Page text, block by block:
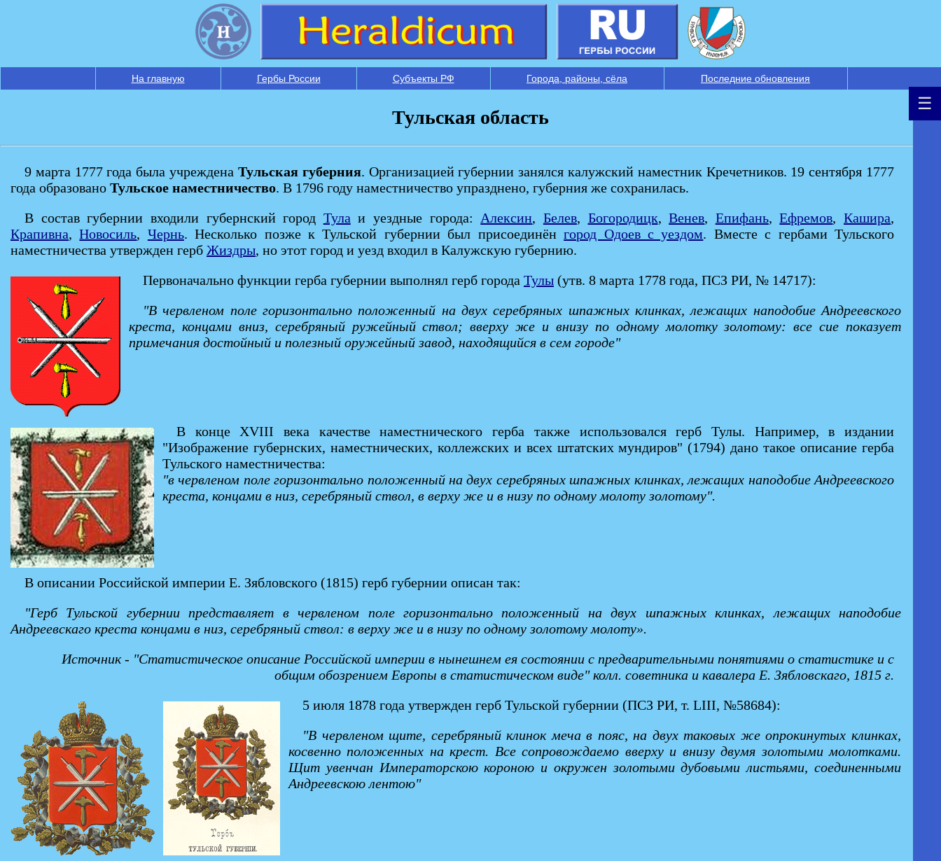
На главную Гербы России Субъекты РФ Города, районы, сёла Последние обновления
Тульская область
9 марта 1777 года была учреждена Тульская губерния. Организацией губернии занялся калужский наместник Кречетников. 19 сентября 1777
года образовано Тульское наместничество. В 1796 году наместничество упразднено, губерния же сохранилась.
В состав губернии входили губернский город Тулаи уездные города:Алексин, Белев, Богородицк,Венев, Епифань,Ефремов, Кашира,
Крапивна,Новосиль, Чернь. Несколько позже к Тульской губернии был присоединёнгород Одоев с уездом. Вместе с гербами Тульского
наместничества утвержден герб Жиздры, но этот город и уезд входил в Калужскую губернию.
Первоначально функции герба губернии выполнял герб города Тулы (утв. 8 марта 1778 года, ПСЗ РИ, № 14717):
"В червленом поле горизонтально положенный на двух серебряных шпажных клинках, лежащих наподобие Андреевского
креста, концами вниз, серебряный ружейный ствол; вверху же и внизу по одному молотку золотому: все сие показует
примечания достойный и полезный оружейный завод, находящийся в сем городе"
В конце XVIII века качестве наместнического герба также использовался герб Тулы. Например, в издании
"Изображение губернских, наместнических, коллежских и всех штатских мундиров" (1794) дано такое описание герба
Тульского наместничества:
"в червленом поле горизонтально положенный на двух серебряных шпажных клинках, лежащих наподобие Андреевского
креста, концами в низ, серебряный ствол, в верху же и в низу по одному молоту золотому".
В описании Российской империи Е. Зябловского (1815) герб губернии описан так:
"Герб Тульской губернии представляет в червленом поле горизонтально положенный на двух шпажных клинках, лежащих наподобие
Андреевскаго креста концами в низ, серебряный ствол: в верху же и в низу по одному золотому молоту».
Источник - "Статистическое описание Российской империи в нынешнем ея состоянии с предварительными понятиями о статистике и с
общим обозрением Европы в статистическом виде" колл. советника и кавалера Е. Зябловскаго, 1815 г.
5 июля 1878 года утвержден герб Тульской губернии (ПСЗ РИ, т. LIII, №58684):
"В червленом щите, серебряный клинок меча в пояс, на двух таковых же опрокинутых клинках,
косвенно положенных на крест. Все сопровождаемо вверху и внизу двумя золотыми молотками.
Щит увенчан Императорскою короною и окружен золотыми дубовыми листьями, соединенными
Андреевскою лентою"